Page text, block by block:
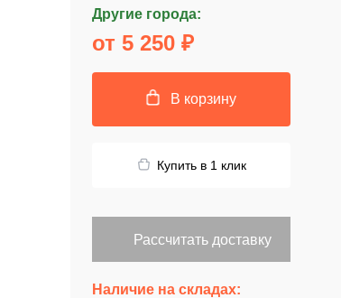
Другие города:
от 5 250 ₽
В корзину
Купить в 1 клик
Рассчитать доставку
Наличие на складах: